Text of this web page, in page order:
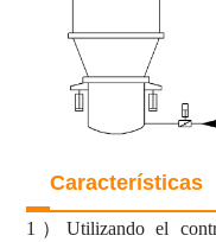
Características
1 ）Utilizando el